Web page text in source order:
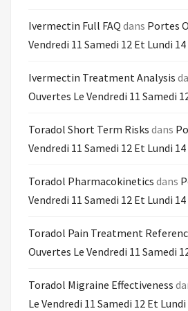
Ivermectin Full FAQ dans Portes
Vendredi 11 Samedi 12 Et Lundi
Ivermectin Treatment Analysis
Ouvertes Le Vendredi 11 Samedi
Toradol Short Term Risks dans
Vendredi 11 Samedi 12 Et Lundi
Toradol Pharmacokinetics dans
Vendredi 11 Samedi 12 Et Lundi
Toradol Pain Treatment
Ouvertes Le Vendredi 11 Samedi
Toradol Migraine Effectiveness
Le Vendredi 11 Samedi 12 Et